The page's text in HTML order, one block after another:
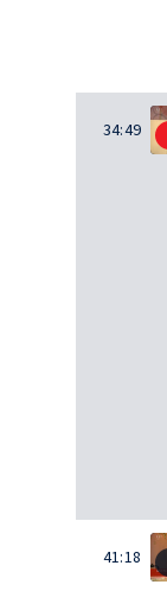
34:49
41:18